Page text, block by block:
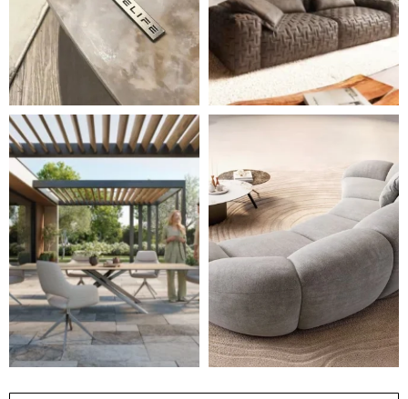
Styl, odolnost a společné chvíle pod širým nebem.
Ne každá pohovka je jen